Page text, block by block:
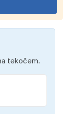
tekočem.